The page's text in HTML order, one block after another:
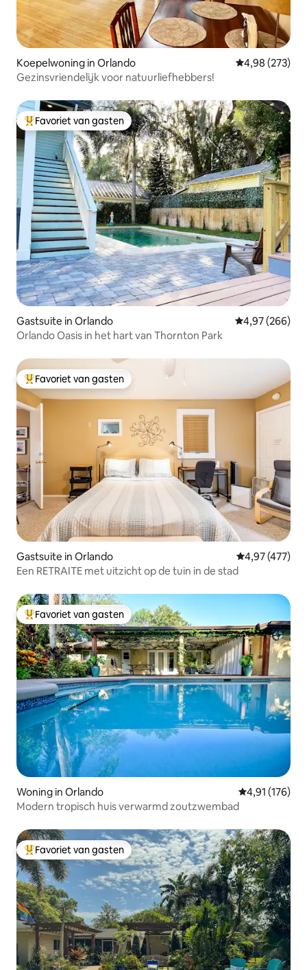
Koepelwoning in Orlando Gemiddelde
4,98 (273)
Gezinsvriendelijk voor natuurliefhebbers!
Topfavoriet van gasten
Favoriet van gasten
Gastsuite in Orlando Gemiddelde
4,97 (266)
Orlando Oasis in het hart van Thornton Park
Topfavoriet van gasten
Favoriet van gasten
Gastsuite in Orlando Gemiddelde
4,97 (477)
Een RETRAITE met uitzicht op de tuin in de stad
Topfavoriet van gasten
Favoriet van gasten
Woning in Orlando Gemiddelde
4,91 (176)
Modern tropisch huis verwarmd zoutzwembad
Topfavoriet van gasten
Favoriet van gasten